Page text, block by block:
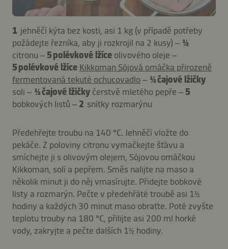
1 jehněčí kýta bez kosti, asi 1 kg (v případě potřeby
požádejte řezníka, aby ji rozkrojil na 2 kusy) – ½
citronu – 5 polévkové lžíce olivového oleje –
5 polévkové lžíce Kikkoman Sójová omáčka přirozeně
fermentovaná tekuté ochucovadlo– ½ čajové lžičky
soli – ½ čajové lžičky čerstvě mletého pepře – 5
bobkových listů – 2 snítky rozmarýnu
Předehřejte troubu na 140 °C. Jehněčí vložte do
pekáče. Z poloviny citronu vymačkejte šťávu a
smíchejte ji s olivovým olejem, Sójovou omáčkou
Kikkoman, solí a pepřem. Směs nalijte na maso a
několik minut ji do něj vmasírujte. Přidejte bobkové
listy a rozmarýn. Pečte v předehřáté troubě asi 1½
hodiny a každých 30 minut maso obraťte. Poté zvyšte
teplotu trouby na 180 °C, přilijte asi 200 ml horké
vody, zakryjte a pečte dalších 1½ hodiny.